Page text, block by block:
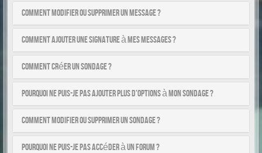
Comment modifier ou supprimer un message ?
Comment ajouter une signature à mes messages ?
Comment créer un sondage ?
Pourquoi ne puis-je pas ajouter plus d’options à mon sondage ?
Comment modifier ou supprimer un sondage ?
Pourquoi ne puis-je pas accéder à un forum ?